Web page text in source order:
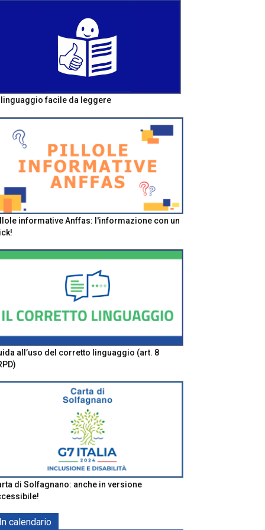
linguaggio facile da leggere
informative Anffas: l'informazione con un
all’uso del corretto linguaggio (art. 8
di Solfagnano: anche in versione
In calendario